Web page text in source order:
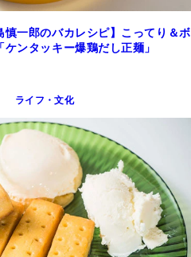
慎一郎のバカレシピ】こってり＆ボ
ンタッキー爆鶏だし正麺」
ライフ・文化